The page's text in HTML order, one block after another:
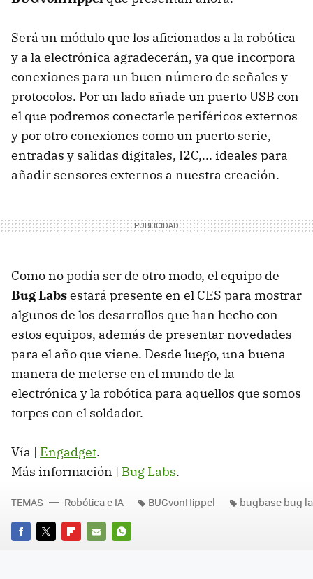
Será un módulo que los aficionados a la robótica
y a la electrónica agradecerán, ya que incorpora
conexiones para un buen número de señales y
protocolos. Por un lado añade un puertoUSB con
el que podremos conectarle periféricos externos
y por otro conexiones como un puerto serie,
entradas y salidas digitales, I2C,... ideales para
añadir sensores externos a nuestra creación.
Como no podía ser de otro modo, el equipo de
Bug Labsestará presente en el CES para mostrar
algunos de los desarrollos que han hecho con
estos equipos, además de presentar novedades
para el año que viene. Desde luego, una buena
manera de meterse en el mundo de la
electrónica y la robótica para aquellos que somos
torpes con el soldador.
Vía | Engadget.
Más información | Bug Labs.
FACEBOOK
TWITTERFLIPBOARD
E-
WHATSAPP
TEMAS Robótica e IA BUGvonHippel bugbase bug